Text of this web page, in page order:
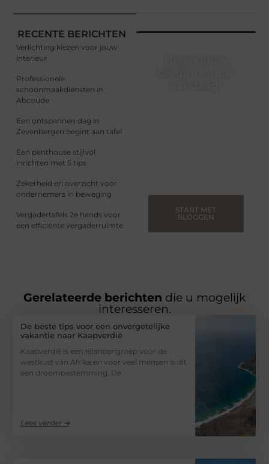
RECENTE BERICHTEN
Verlichting kiezen voor jouw
interieur
Professionele
schoonmaakdiensten in
Abcoude
Een ontspannen dag in
Zevenbergen begint aan tafel
Een penthouse stijlvol
inrichten met 5 tips
Zekerheid en overzicht voor
ondernemers in beweging
Vergadertafels 2e hands voor
een efficiënte vergaderruimte
START MET
BLOGGEN
Gerelateerde berichten die u mogelijk
interesseren.
De beste tips voor een onvergetelijke
vakantie naar Kaapverdië
Kaapverdië is een eilandengroep voor de
westkust van Afrika en voor veel mensen is dit
een droombestemming. De
Lees verder ➜